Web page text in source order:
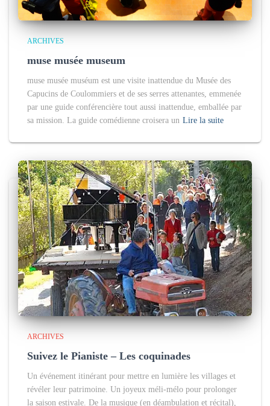
ARCHIVES
muse musée museum
muse musée muséum est une visite inattendue du Musée des
Capucins de Coulommiers et de ses serres attenantes, emmenée
par une guide conférencière tout aussi inattendue, emballée par
sa mission. La guide comédienne croisera un Lire la suite
ARCHIVES
Suivez le Pianiste – Les coquinades
Un événement itinérant pour mettre en lumière les villages et
révéler leur patrimoine. Un joyeux méli-mélo pour prolonger
la saison estivale. De la musique (en déambulation et récital),